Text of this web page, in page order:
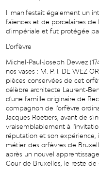
Il manifestait également un
faïences et de porcelaines de
d'impériale et fut protégée
L'orfèvre
Michel-Paul-Joseph Dewez
nos vases : M. P. I. DE WEZ
pièces conservées de cet
célèbre architecte Laurent-
d'une famille originaire de
compagnon de l'orfèvre
Jacques Roëtiers, avant de
vraisemblablement à
réputation et son expérience,
métier des orfèvres de
après un nouvel
Cour de Bruxelles, le reste